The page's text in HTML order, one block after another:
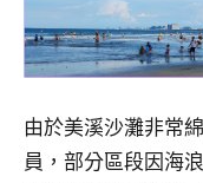
由於美溪沙灘非常
員，部分區段因海